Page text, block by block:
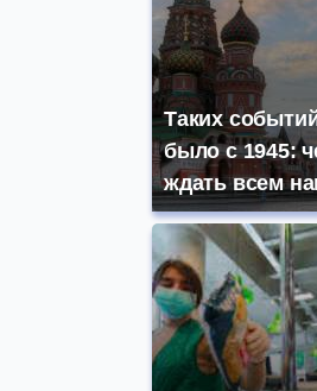
Таких
было с 1945:
ждать всем